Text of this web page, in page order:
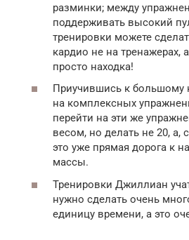
разминки; между
поддерживать высокий
тренировки можете
кардио не на тренажерах,
просто находка!
Приучившись к большому
на комплексных
перейти на эти же
весом, но делать не 20, а,
это уже прямая дорога к
массы.
Тренировки Джиллиан
нужно сделать очень
единицу времени, а это